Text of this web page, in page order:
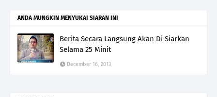
ANDA MUNGKIN MENYUKAI SIARAN INI
Berita Secara Langsung Akan Di Siarkan
Selama 25 Minit
December 16, 2013